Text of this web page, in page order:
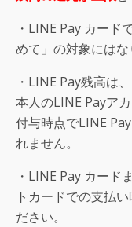
・LINE Pay カード
めて」の対象にはな
・LINE Pay残高は
本人のLINE Payア
付与時点でLINE
れません。
・LINE Pay カード
トカードでの支払
ださい。